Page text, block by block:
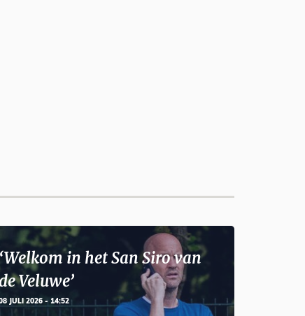
in het San Siro van
Veluwe’
JULI 2026 - 14:52